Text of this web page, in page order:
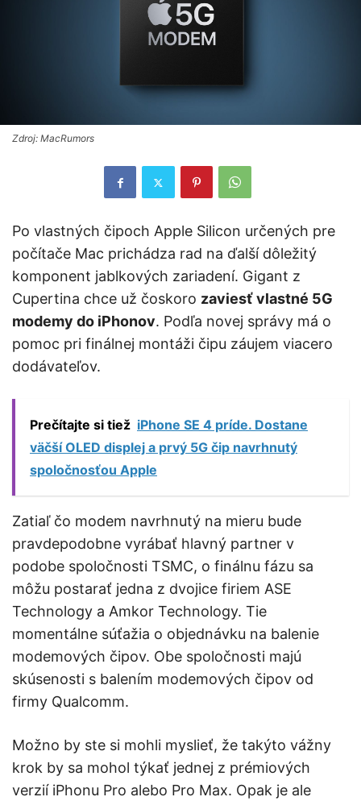
Zdroj: MacRumors
Po vlastných čipoch Apple Silicon určených pre
počítače Mac prichádza rad na ďalší dôležitý
komponent jablkových zariadení. Gigant z
Cupertina chce už čoskoro zaviesť vlastné 5G
modemy do iPhonov. Podľa novej správy má o
pomoc pri finálnej montáži čipu záujem viacero
dodávateľov.
Prečítajte si tiež iPhone SE 4 príde. Dostane
väčší OLED displej a prvý 5G čip navrhnutý
spoločnosťou Apple
Zatiaľ čo modem navrhnutý na mieru bude
pravdepodobne vyrábať hlavný partner v
podobe spoločnosti TSMC, o finálnu fázu sa
môžu postarať jedna z dvojice firiem ASE
Technology a Amkor Technology. Tie
momentálne súťažia o objednávku na balenie
modemových čipov. Obe spoločnosti majú
skúsenosti s balením modemových čipov od
firmy Qualcomm.
Možno by ste si mohli myslieť, že takýto vážny
krok by sa mohol týkať jednej z prémiových
verzií iPhonu Pro alebo Pro Max. Opak je ale